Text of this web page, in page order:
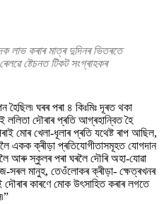
লাভ কৰাৰ মাত্ৰ দুদিনৰ ভিতৰতে
ষ্টেচনত টিকট সংগ্ৰাহকৰ
ঘৰৰ পৰা ৪ কিঃমিঃ দূৰত থকা
দৌৰাৰ প্ৰতি আগ্ৰহান্বিত হৈ
মোৰ খেলা-ধূলাৰ প্ৰতি যথেষ্ট ৰাপ আছিল,
একক ক্ৰীড়া প্ৰতিযোগীতাসমূহত যোগদান
আৰু স্কুলৰ পৰা ঘৰলৈ দৌৰি অহা-যোৱা
সৰল মানুহ, তেওঁলোকৰ ক্ৰীড়া- ক্ষেত্ৰখনৰ
দৌৰাৰ কাৰণে মোক উৎসাহিত কৰাৰ লগতে